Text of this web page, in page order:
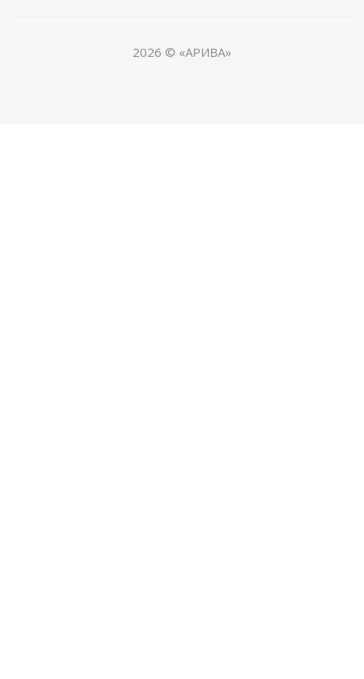
2026 © «АРИВА»